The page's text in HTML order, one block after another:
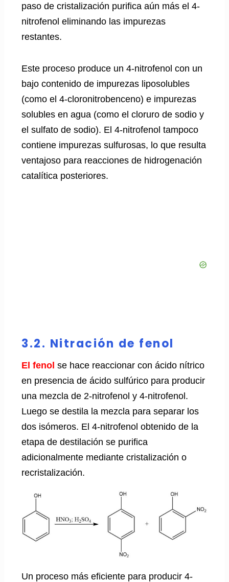
paso de cristalización purifica aún más el 4-
nitrofenol eliminando las impurezas
restantes.
Este proceso produce un 4-nitrofenol con un
bajo contenido de impurezas liposolubles
(como el 4-cloronitrobenceno) e impurezas
solubles en agua (como el cloruro de sodio y
el sulfato de sodio). El 4-nitrofenol tampoco
contiene impurezas sulfurosas, lo que resulta
ventajoso para reacciones de hidrogenación
catalítica posteriores.
3.2. Nitración de fenol
El fenol se hace reaccionar con ácido nítrico
en presencia de ácido sulfúrico para producir
una mezcla de 2-nitrofenol y 4-nitrofenol.
Luego se destila la mezcla para separar los
dos isómeros. El 4-nitrofenol obtenido de la
etapa de destilación se purifica
adicionalmente mediante cristalización o
recristalización.
Un proceso más eficiente para producir 4-